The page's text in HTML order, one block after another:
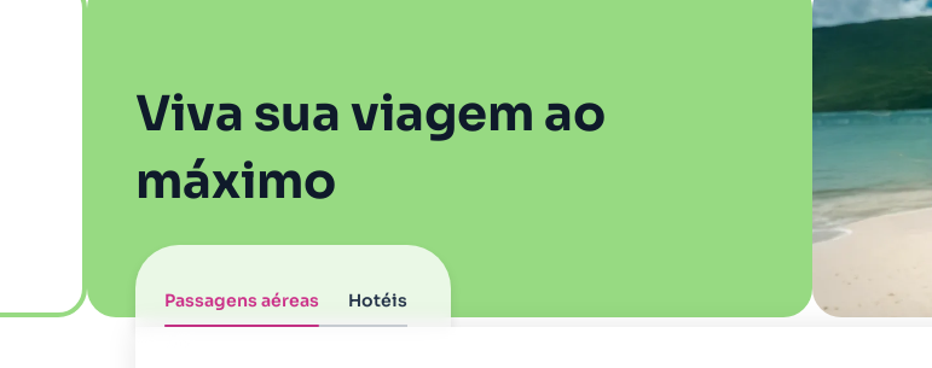
Viva sua viagem ao
máximo
Passagens aéreas Hotéis